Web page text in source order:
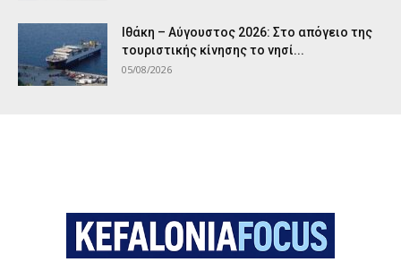
Ιθάκη – Αύγουστος 2026: Στο απόγειο της
τουριστικής κίνησης το νησί...
05/08/2026